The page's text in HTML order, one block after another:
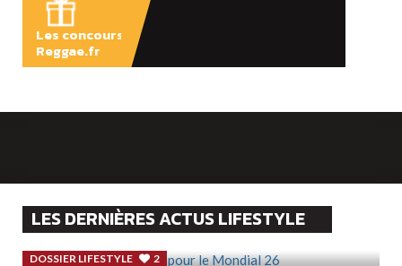
Les concours
Reggae.fr
LES DERNIÈRES ACTUS LIFESTYLE
DOSSIER LIFESTYLE 2